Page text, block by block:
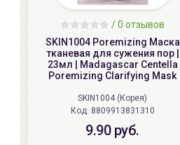
/0 отзывов
SKIN1004 Poremizing Маска
тканевая для сужения пор |
23мл | Madagascar Centella
Poremizing Clarifying Mask
SKIN1004 (Корея)
Код: 8809913831310
9.90 руб.